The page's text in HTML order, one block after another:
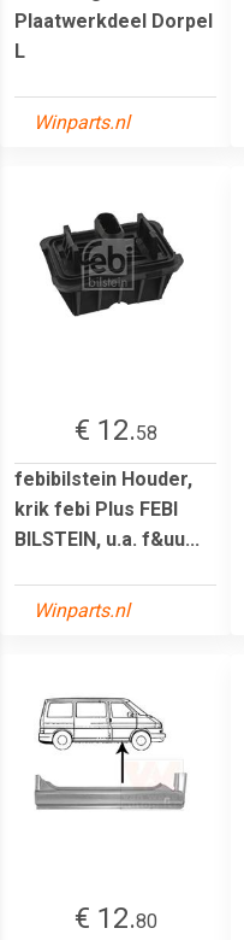
Plaatwerkdeel Dorpel
L
Winparts.nl
€ 12.58
febibilstein Houder,
krik febi Plus FEBI
BILSTEIN, u.a. f&uu...
Winparts.nl
€ 12.80